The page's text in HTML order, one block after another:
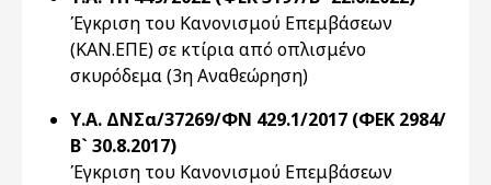
Έγκριση του Κανονισμού Επεμβάσεων
(ΚΑΝ.ΕΠΕ) σε κτίρια από οπλισμένο
σκυρόδεμα (3η Αναθεώρηση)
Υ.Α. ΔΝΣα/37269/ΦΝ 429.1/2017 (ΦΕΚ 2984/
Β` 30.8.2017)
Έγκριση του Κανονισμού Επεμβάσεων